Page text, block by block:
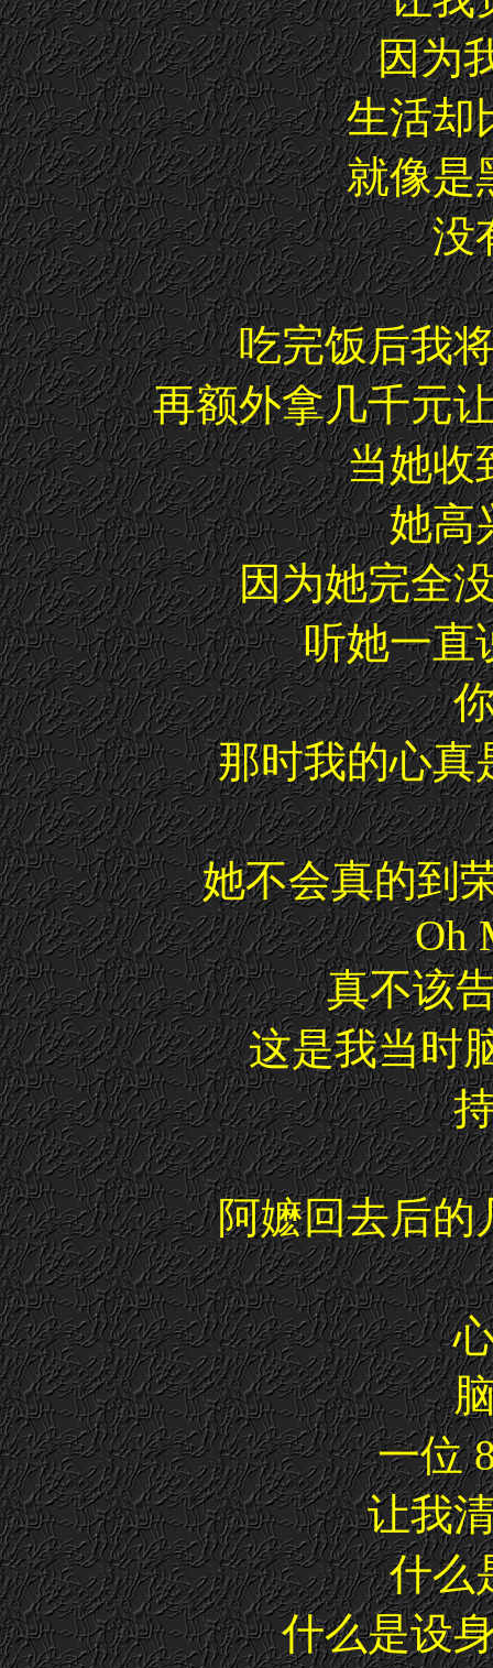
因为
生活却
就像是
没
吃完饭后我
再额外拿几千元
当她收
她高
因为她完全
听她一直
那时我的心真
她不会真的到
Oh
真不该
这是我当时
阿嬷回去后的
一位
让我
什么
什么是设